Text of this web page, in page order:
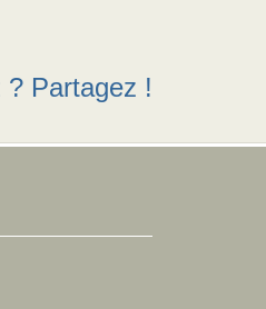
? Partagez !